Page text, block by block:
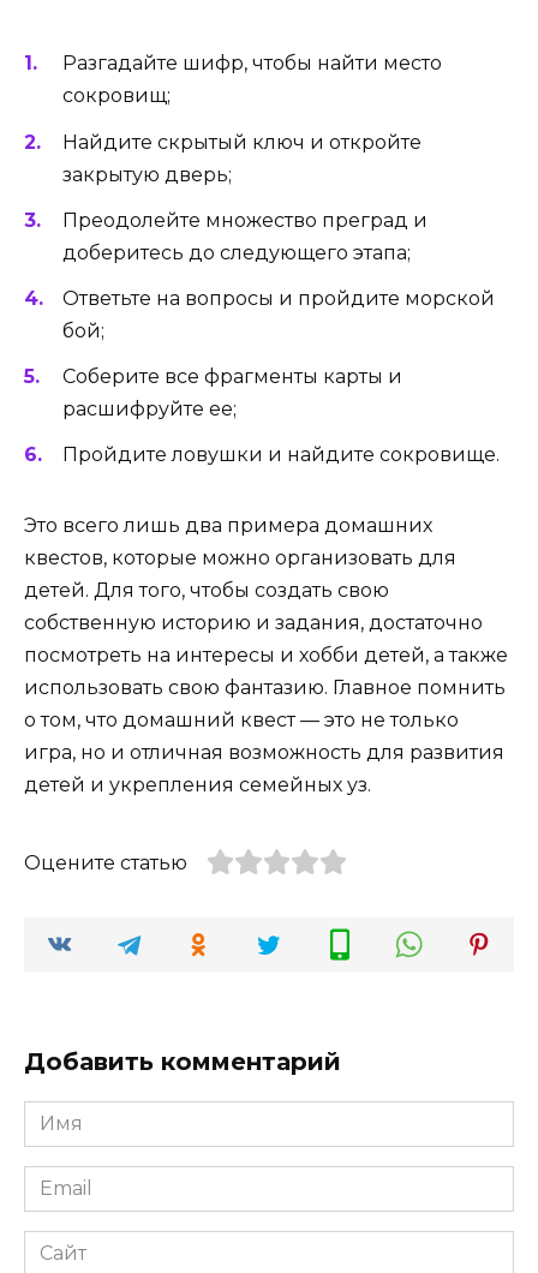
Разгадайте шифр, чтобы найти место
сокровищ;
Найдите скрытый ключ и откройте
закрытую дверь;
Преодолейте множество преград и
доберитесь до следующего этапа;
Ответьте на вопросы и пройдите морской
бой;
Соберите все фрагменты карты и
расшифруйте ее;
Пройдите ловушки и найдите сокровище.
Это всего лишь два примера домашних
квестов, которые можно организовать для
детей. Для того, чтобы создать свою
собственную историю и задания, достаточно
посмотреть на интересы и хобби детей, а также
использовать свою фантазию. Главное помнить
о том, что домашний квест — это не только
игра, но и отличная возможность для развития
детей и укрепления семейных уз.
Оцените статью
Добавить комментарий
Имя
*
Email
*
Сайт